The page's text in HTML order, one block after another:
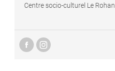
Centre socio-culturel Le Rohan